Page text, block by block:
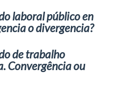
laboral público en
o divergencia?
de trabalho
Convergência ou